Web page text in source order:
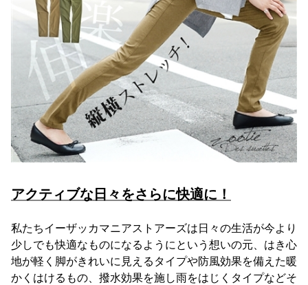
アクティブな日々をさらに快適に！
私たちイーザッカマニアストアーズは日々の生活が今より
少しでも快適なものになるようにという想いの元、はき心
地が軽く脚がきれいに見えるタイプや防風効果を備えた暖
かくはけるもの、撥水効果を施し雨をはじくタイプなどそ